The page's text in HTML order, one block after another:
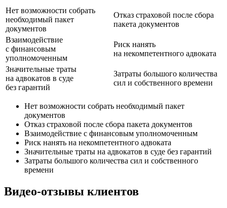
Нет возможности собрать
необходимый пакет
документов
Отказ страховой после сбора
пакета документов
Взаимодействие
с финансовым
уполномоченным
Риск нанять
на некомпетентного адвоката
Значительные траты
на адвокатов в суде
без гарантий
Затраты большого количества
сил и собственного времени
Нет возможности собрать необходимый пакет
документов
Отказ страховой после сбора пакета документов
Взаимодействие с финансовым уполномоченным
Риск нанять на некомпетентного адвоката
Значительные траты на адвокатов в суде без гарантий
Затраты большого количества сил и собственного
времени
Видео-отзывы клиентов